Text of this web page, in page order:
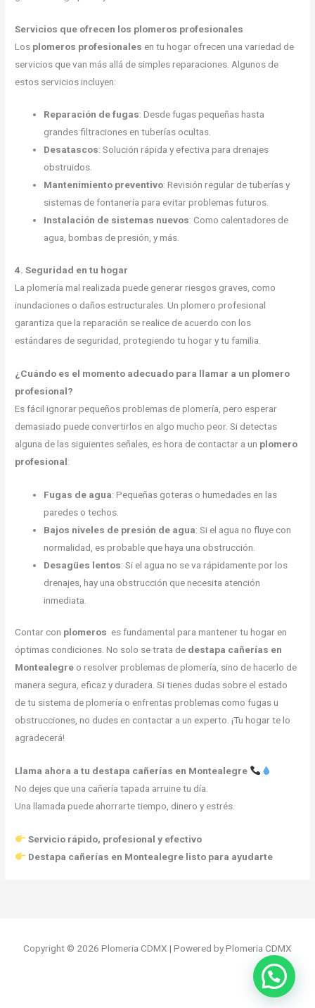
Servicios que ofrecen los plomeros profesionales
Los plomeros profesionales en tu hogar ofrecen una variedad de
servicios que van más allá de simples reparaciones. Algunos de
estos servicios incluyen:
Reparación de fugas: Desde fugas pequeñas hasta
grandes filtraciones en tuberías ocultas.
Desatascos: Solución rápida y efectiva para drenajes
obstruidos.
Mantenimiento preventivo: Revisión regular de tuberías y
sistemas de fontanería para evitar problemas futuros.
Instalación de sistemas nuevos: Como calentadores de
agua, bombas de presión, y más.
4. Seguridad en tu hogar
La plomería mal realizada puede generar riesgos graves, como
inundaciones o daños estructurales. Un plomero profesional
garantiza que la reparación se realice de acuerdo con los
estándares de seguridad, protegiendo tu hogar y tu familia.
¿Cuándo es el momento adecuado para llamar a un plomero
profesional?
Es fácil ignorar pequeños problemas de plomería, pero esperar
demasiado puede convertirlos en algo mucho peor. Si detectas
alguna de las siguientes señales, es hora de contactar a un plomero
profesional:
Fugas de agua: Pequeñas goteras o humedades en las
paredes o techos.
Bajos niveles de presión de agua: Si el agua no fluye con
normalidad, es probable que haya una obstrucción.
Desagües lentos: Si el agua no se va rápidamente por los
drenajes, hay una obstrucción que necesita atención
inmediata.
Contar con plomeros es fundamental para mantener tu hogar en
óptimas condiciones. No solo se trata de destapa cañerías en
Montealegre o resolver problemas de plomería, sino de hacerlo de
manera segura, eficaz y duradera. Si tienes dudas sobre el estado
de tu sistema de plomería o enfrentas problemas como fugas u
obstrucciones, no dudes en contactar a un experto. ¡Tu hogar te lo
agradecerá!
Llama ahora a tu destapa cañerías en Montealegre
No dejes que una cañería tapada arruine tu día.
Una llamada puede ahorrarte tiempo, dinero y estrés.
Servicio rápido, profesional y efectivo
Destapa cañerías en Montealegre listo para ayudarte
Copyright © 2026 Plomeria CDMX | Powered by Plomeria CDMX